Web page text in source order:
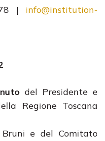
| info@institution-
del Presidente e
Regione Toscana
e del Comitato